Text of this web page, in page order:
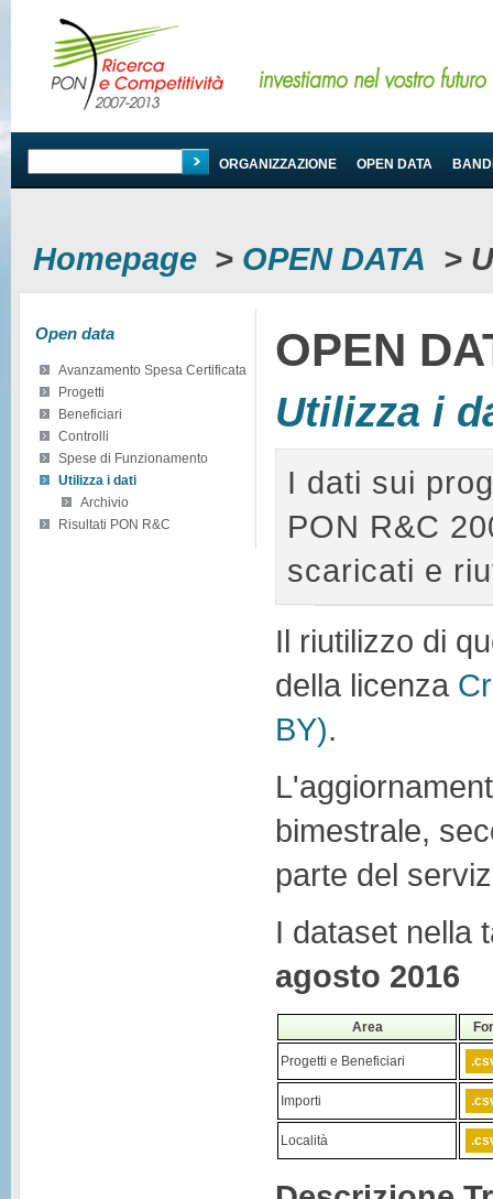
PROGRAMMA ORGANIZZAZIONE OPEN DATA
Homepage > OPEN DATA >
Open data
Avanzamento Spesa Certificata
Progetti
Beneficiari
Controlli
Spese di Funzionamento
Utilizza i dati
Archivio
Risultati PON R&C
OPEN
Utilizza i
I dati sui
PON R&C
scaricati e
Il riutilizzo di
della licenza
BY).
bimestrale,
parte del
I dataset nella
agosto 2016
Area
Progetti e Beneficiari
Importi
Località